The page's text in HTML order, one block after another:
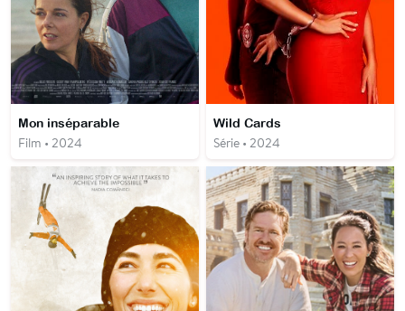
Mon inséparable
Film • 2024
Wild Cards
Série • 2024